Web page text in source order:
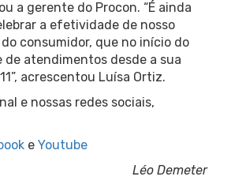
a gerente do Procon. “É ainda
a efetividade de nosso
consumidor, que no início do
de atendimentos desde a sua
acrescentou Luísa Ortiz.
e nossas redes sociais,
e Youtube
Léo Demeter